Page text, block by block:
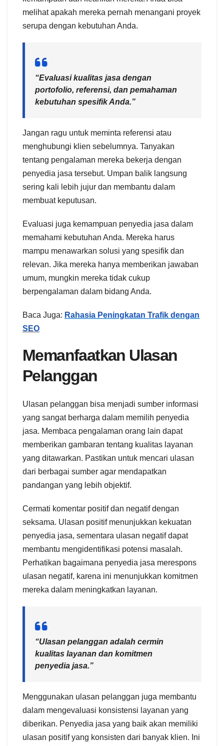
melihat apakah mereka pernah menangani proyek
serupa dengan kebutuhan Anda.
“Evaluasi kualitas jasa dengan
portofolio, referensi, dan pemahaman
kebutuhan spesifik Anda.”
Jangan ragu untuk meminta referensi atau
menghubungi klien sebelumnya. Tanyakan
tentang pengalaman mereka bekerja dengan
penyedia jasa tersebut. Umpan balik langsung
sering kali lebih jujur dan membantu dalam
membuat keputusan.
Evaluasi juga kemampuan penyedia jasa dalam
memahami kebutuhan Anda. Mereka harus
mampu menawarkan solusi yang spesifik dan
relevan. Jika mereka hanya memberikan jawaban
umum, mungkin mereka tidak cukup
berpengalaman dalam bidang Anda.
Baca Juga: Rahasia Peningkatan Trafik dengan
SEO
Memanfaatkan Ulasan
Pelanggan
Ulasan pelanggan bisa menjadi sumber informasi
yang sangat berharga dalam memilih penyedia
jasa. Membaca pengalaman orang lain dapat
memberikan gambaran tentang kualitas layanan
yang ditawarkan. Pastikan untuk mencari ulasan
dari berbagai sumber agar mendapatkan
pandangan yang lebih objektif.
Cermati komentar positif dan negatif dengan
seksama. Ulasan positif menunjukkan kekuatan
penyedia jasa, sementara ulasan negatif dapat
membantu mengidentifikasi potensi masalah.
Perhatikan bagaimana penyedia jasa merespons
ulasan negatif, karena ini menunjukkan komitmen
mereka dalam meningkatkan layanan.
“Ulasan pelanggan adalah cermin
kualitas layanan dan komitmen
penyedia jasa.”
Menggunakan ulasan pelanggan juga membantu
dalam mengevaluasi konsistensi layanan yang
diberikan. Penyedia jasa yang baik akan memiliki
ulasan positif yang konsisten dari banyak klien. Ini